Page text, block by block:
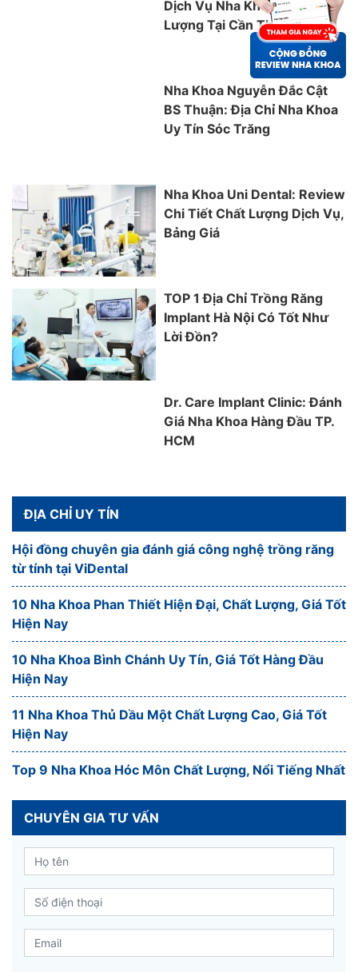
Dịch Vụ Nha Khoa Chất
Lượng Tại Cần Thơ
Nha Khoa Nguyễn Đắc Cật
BS Thuận: Địa Chỉ Nha Khoa
Uy Tín Sóc Trăng
Nha Khoa Uni Dental: Review
Chi Tiết Chất Lượng Dịch Vụ,
Bảng Giá
TOP 1 Địa Chỉ Trồng Răng
Implant Hà Nội Có Tốt Như
Lời Đồn?
Dr. Care Implant Clinic: Đánh
Giá Nha Khoa Hàng Đầu TP.
HCM
ĐỊA CHỈ UY TÍN
Hội đồng chuyên gia đánh giá công nghệ trồng răng
từ tính tại ViDental
10 Nha Khoa Phan Thiết Hiện Đại, Chất Lượng, Giá Tốt
Hiện Nay
10 Nha Khoa Bình Chánh Uy Tín, Giá Tốt Hàng Đầu
Hiện Nay
11 Nha Khoa Thủ Dầu Một Chất Lượng Cao, Giá Tốt
Hiện Nay
Top 9 Nha Khoa Hóc Môn Chất Lượng, Nổi Tiếng Nhất
CHUYÊN GIA TƯ VẤN